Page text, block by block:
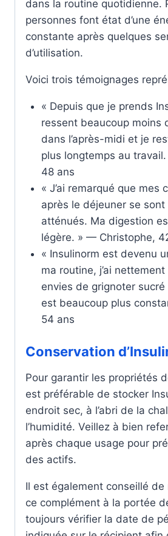
dans la routine quotidienne.
personnes font état d’une
constante après quelques
d’utilisation.
Voici trois témoignages
« Depuis que je prends
ressent beaucoup moins
dans l’après-midi et je
plus longtemps au
48 ans
« J’ai remarqué que mes
après le déjeuner se
atténués. Ma digestion
légère. » — Christophe,
« Insulinorm est devenu
ma routine, j’ai
envies de grignoter
est beaucoup plus
54 ans
Conservation
Pour garantir les propriétés
est préférable de stocker
endroit sec, à l’abri de la
l’humidité. Veillez à bien
après chaque usage pour
des actifs.
Il est également conseillé de
ce complément à la portée
toujours vérifier la date de